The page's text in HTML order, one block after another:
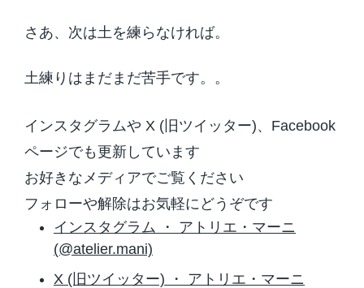
さあ、次は土を練らなければ。
土練りはまだまだ苦手です。。
インスタグラムや X (旧ツイッター)、Facebook
ページでも更新しています
お好きなメディアでご覧ください
フォローや解除はお気軽にどうぞです
インスタグラム ・ アトリエ・マーニ
(@atelier.mani)
X (旧ツイッター) ・ アトリエ・マーニ